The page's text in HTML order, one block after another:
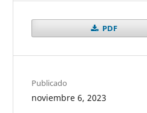
PDF
Publicado
noviembre 6, 2023